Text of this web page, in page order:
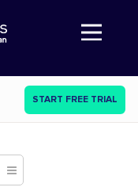
Abre a navegação
START FREE TRIAL